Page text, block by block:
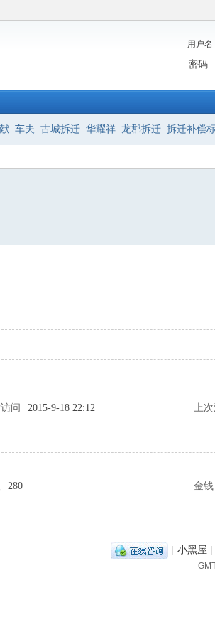
用户名
密码
车夫 古城拆迁 华耀祥 龙郡拆迁 拆迁补偿
问 2015-9-18 22:12 上
280 金钱
小黑屋